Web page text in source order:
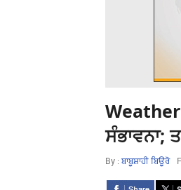
ਸੰਭਾਵਨਾ;
By : ਬਾਬੂਸ਼ਾਹੀ ਬਿਊਰੋ